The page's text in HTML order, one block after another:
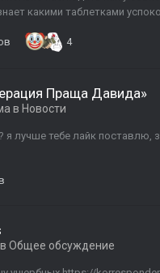
какими таблетками
4
Праща Давида»
в Новости
я лучше тебе лайк поставлю,
Общее обсуждение